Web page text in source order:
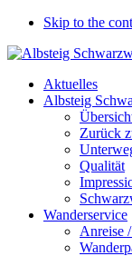
Skip to the
Aktuelles
Albsteig
Zurück
Qualität
Wanderservice
Anreise